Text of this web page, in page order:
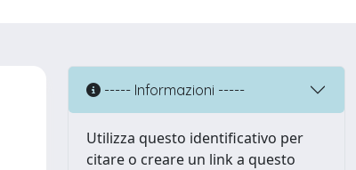
----- Informazioni -----
Utilizza questo identificativo per
citare o creare un link a questo